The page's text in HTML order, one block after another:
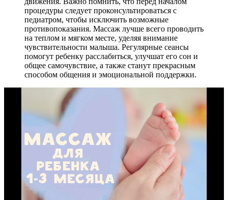
процедуры следует проконсультироваться с
педиатром, чтобы исключить возможные
противопоказания. Массаж лучше всего проводить
на теплом и мягком месте, уделяя внимание
чувствительности малыша. Регулярные сеансы
помогут ребенку расслабиться, улучшат его сон и
общее самочувствие, а также станут прекрасным
способом общения и эмоциональной поддержки.